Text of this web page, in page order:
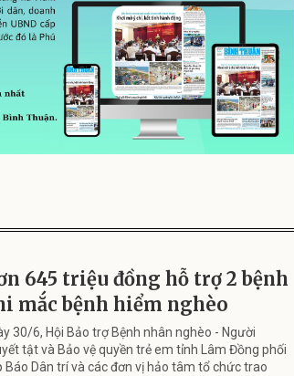
645 triệu đồng hỗ trợ 2 bệnh
mắc bệnh hiểm nghèo
30/6, Hội Bảo trợ Bệnh nhân nghèo - Người
tật và Bảo vệ quyền trẻ em tỉnh Lâm Đồng phối
Báo Dân trí và các đơn vị hảo tâm tổ chức trao